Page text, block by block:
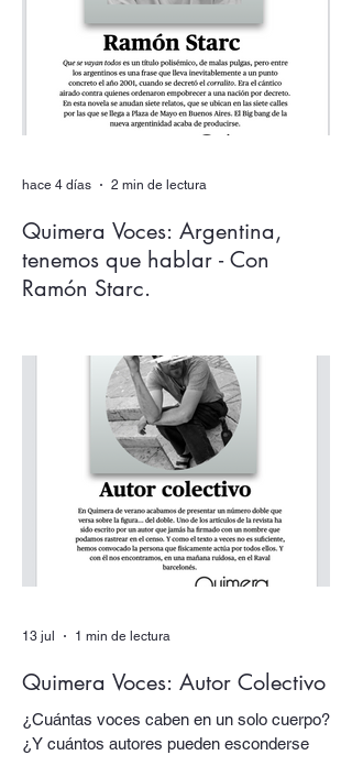
Quimera Voces: Argentina,
tenemos que hablar - Con
Ramón Starc.
desquiciada de sus gobernantes, sus
papas y sus tótems… todo nos empuja
una vez más a volver los ojos a Argentina,
pensarla e interpelarla… que es
justamente lo que nos facilita el argentino
Ramón Starc en su primera novela, Que
se vayan todos (Candaya).
hace 4 días 2 min de lectura
Quimera Voces: Autor Colectivo
¿Cuántas voces caben en un solo cuerpo?
¿Y cuántos autores pueden esconderse
13 jul 1 min de lectura